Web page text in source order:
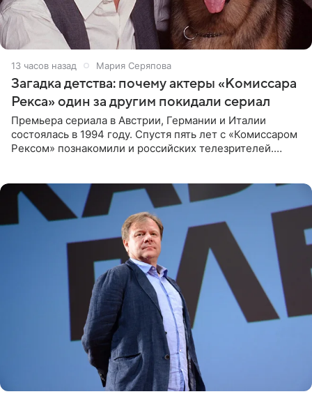
13 часов назад Мария Серяпова
Загадка детства: почему актеры «Комиссара
Рекса» один за другим покидали сериал
Премьера сериала в Австрии, Германии и Италии
состоялась в 1994 году. Спустя пять лет с «Комиссаром
Рексом» познакомили и российских телезрителей.